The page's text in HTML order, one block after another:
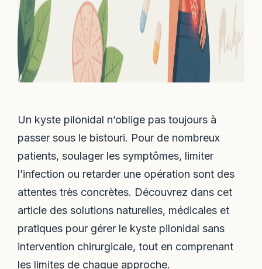
Un kyste pilonidal n’oblige pas toujours à
passer sous le bistouri. Pour de nombreux
patients, soulager les symptômes, limiter
l’infection ou retarder une opération sont des
attentes très concrètes. Découvrez dans cet
article des solutions naturelles, médicales et
pratiques pour gérer le kyste pilonidal sans
intervention chirurgicale, tout en comprenant
les limites de chaque approche.